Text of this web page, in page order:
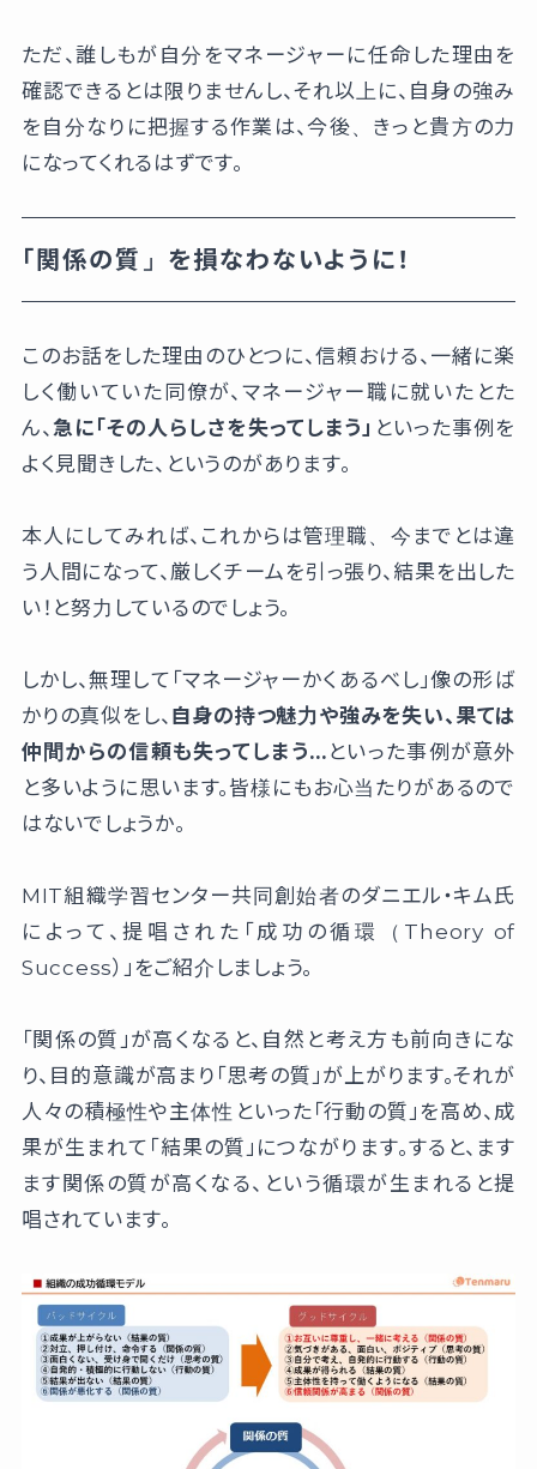
ただ、誰しもが自分をマネージャーに任命した理由を
確認できるとは限りませんし、それ以上に、自身の強み
を自分なりに把握する作業は、今後、きっと貴方の力
になってくれるはずです。
「関係の質」を損なわないように！
このお話をした理由のひとつに、信頼おける、一緒に楽
しく働いていた同僚が、マネージャー職に就いたとた
ん、急に「その人らしさを失ってしまう」 といった事例を
よく見聞きした、というのがあります。
本人にしてみれば、これからは管理職、今までとは違
う人間になって、厳しくチームを引っ張り、結果を出した
い！と努力しているのでしょう。
しかし、無理して「マネージャーかくあるべし」像の形ば
かりの真似をし、 自身の持つ魅力や強みを失い、果ては
仲間からの信頼も失ってしまう… といった事例が意外
と多いように思います。皆様にもお心当たりがあるので
はないでしょうか。
MIT組織学習センター共同創始者のダニエル・キム氏
によって、提唱された「成功の循環（Theory of
Success）」をご紹介しましょう。
「関係の質」が高くなると、自然と考え方も前向きにな
り、目的意識が高まり「思考の質」が上がります。それが
人々の積極性や主体性といった「行動の質」を高め、成
果が生まれて「結果の質」につながります。すると、ます
ます関係の質が高くなる、という循環が生まれると提
唱されています。